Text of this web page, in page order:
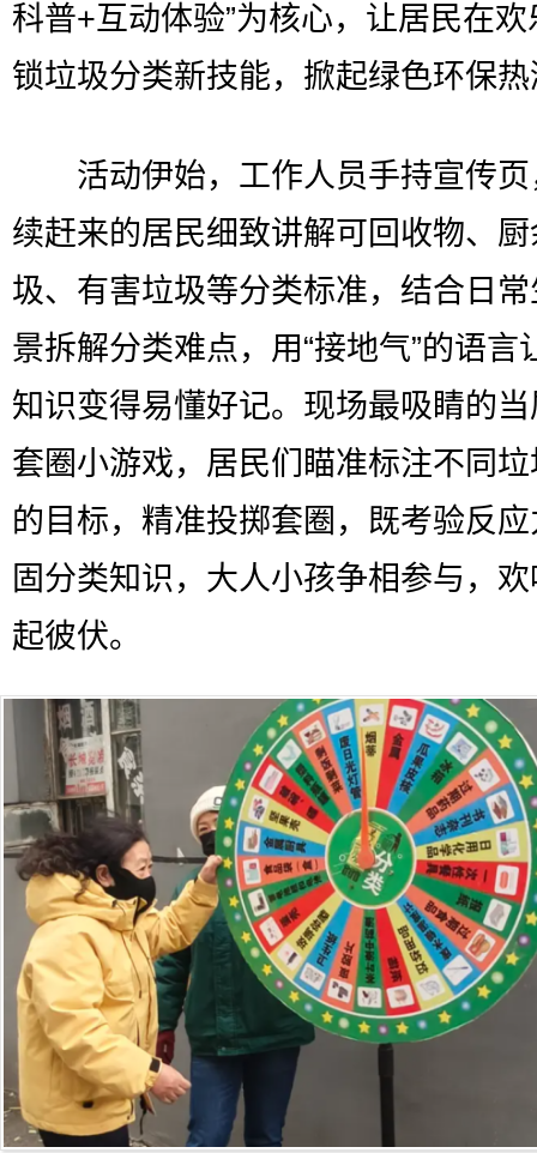
科普+互动体验”为核心，让居民在
锁垃圾分类新技能，掀起绿色环保
活动伊始，工作人员手持宣传页
续赶来的居民细致讲解可回收物、
圾、有害垃圾等分类标准，结合日
景拆解分类难点，用“接地气”的语言
知识变得易懂好记。现场最吸睛的
套圈小游戏，居民们瞄准标注不同
的目标，精准投掷套圈，既考验反
固分类知识，大人小孩争相参与，
起彼伏。